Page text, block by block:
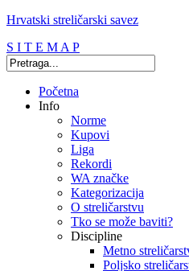
Hrvatski streličarski savez
S I T E M A P
Početna
Info
Norme
Kupovi
Liga
Rekordi
WA značke
Kategorizacija
O streličarstvu
Tko se može baviti?
Discipline
Metno
Poljsko